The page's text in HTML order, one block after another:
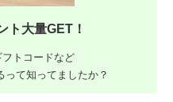
ト大量GET！
トコードなど
って知ってましたか？